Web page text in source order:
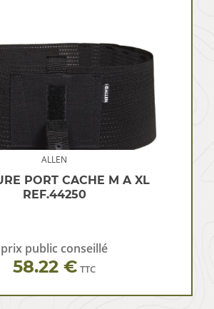
ALLEN
PORT CACHE M A XL
REF.44250
prix public conseillé
58.22 € TTC